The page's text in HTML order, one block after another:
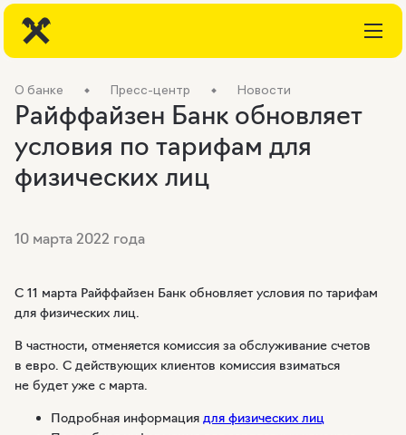
О банке Пресс-центр Новости
Райффайзен Банк обновляет
условия по тарифам для
физических лиц
10 марта 2022 года
C 11 марта Райффайзен Банк обновляет условия по тарифам
для физических лиц.
В частности, отменяется комиссия за обслуживание счетов
в евро. С действующих клиентов комиссия взиматься
не будет уже с марта.
Подробная информация для физических лиц